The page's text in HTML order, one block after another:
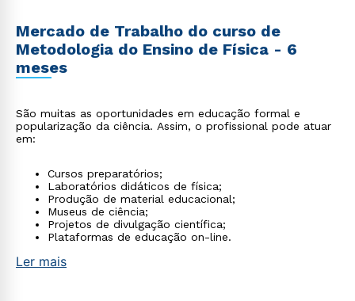
Mercado de Trabalho do curso de
Metodologia do Ensino de Física - 6
meses
São muitas as oportunidades em educação formal e
popularização da ciência. Assim, o profissional pode atuar
em:
Cursos preparatórios;
Laboratórios didáticos de física;
Produção de material educacional;
Museus de ciência;
Projetos de divulgação científica;
Plataformas de educação on-line.
Ler mais